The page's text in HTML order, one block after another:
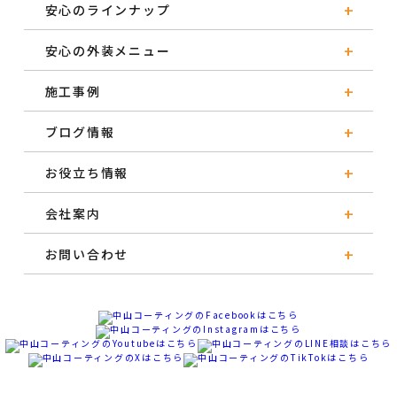
安心のラインナップ
安心の外装メニュー
施工事例
ブログ情報
お役立ち情報
会社案内
お問い合わせ